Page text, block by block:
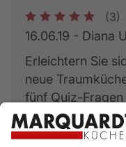
1 2 3 4 5 (3)
16.06.19 - Diana
Erleichtern Sie
neue
fünf Quiz-
welcher